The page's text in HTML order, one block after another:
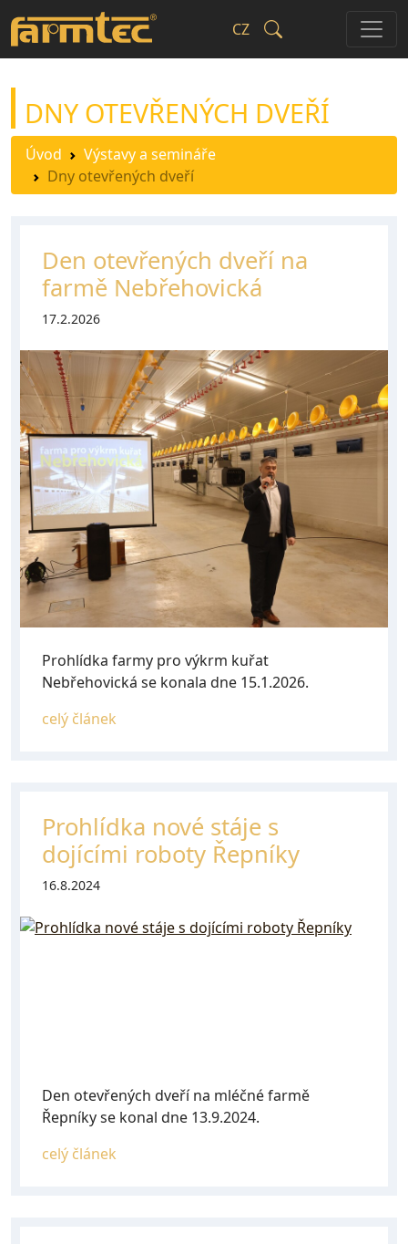
CZ
DNY OTEVŘENÝCH DVEŘÍ
Úvod
Výstavy a semináře
Dny otevřených dveří
Den otevřených dveří na
farmě Nebřehovická
17.2.2026
Prohlídka farmy pro výkrm kuřat
Nebřehovická se konala dne 15.1.2026.
celý článek
Prohlídka nové stáje s
dojícími roboty Řepníky
16.8.2024
Den otevřených dveří na mléčné farmě
Řepníky se konal dne 13.9.2024.
celý článek